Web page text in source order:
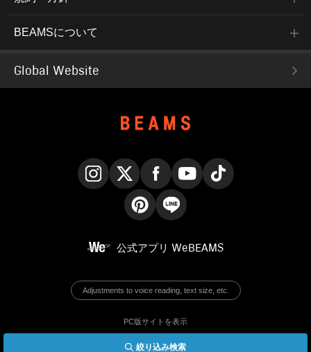
絞り込み検索
BEAMSについて
Global Website
公式アプリ WeBEAMS
Adjustments to voice reading, text size, etc.
PC版サイトを表示
© BEAMS Co., Ltd.